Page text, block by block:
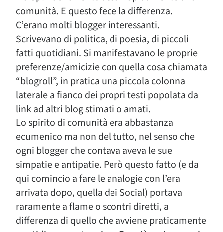
comunità. E questo fece la differenza.
C’erano molti blogger interessanti.
Scrivevano di politica, di poesia, di piccoli
fatti quotidiani. Si manifestavano le proprie
preferenze/amicizie con quella cosa chiamata
“blogroll”, in pratica una piccola colonna
laterale a fianco dei propri testi popolata da
link ad altri blog stimati o amati.
Lo spirito di comunità era abbastanza
ecumenico ma non del tutto, nel senso che
ogni blogger che contava aveva le sue
simpatie e antipatie. Però questo fatto (e da
qui comincio a fare le analogie con l’era
arrivata dopo, quella dei Social) portava
raramente a flame o scontri diretti, a
differenza di quello che avviene praticamente